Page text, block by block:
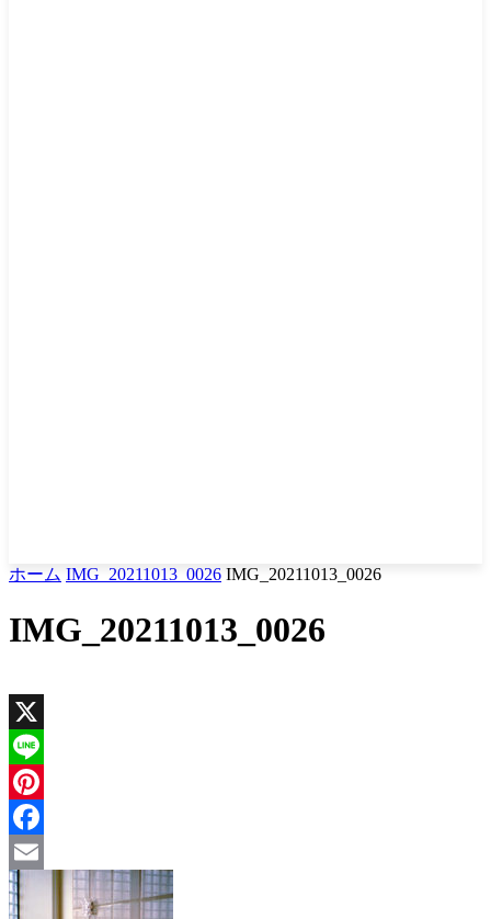
ホーム IMG_20211013_0026 IMG_20211013_0026
IMG_20211013_0026
X
Line
Pinterest
Facebook
Email